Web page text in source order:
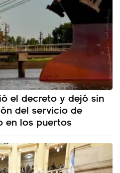
el decreto y dejó sin
del servicio de
en los puertos